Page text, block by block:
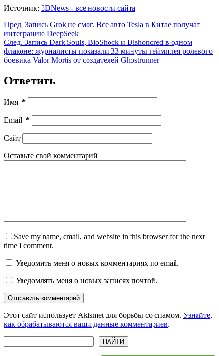
Источник: 3DNews - все новости сайта
Пред. Запись Grok не смог. Все авто Tesla в Китае получат
интеграцию DeepSeek
След. Запись Dark Souls, BioShock и Dishonored в одном
флаконе: журналисты показали 33 минуты геймплея ролевого
боевика Valor Mortis от создателей Ghostrunner
Ответить
Имя *
Email *
Сайт
Оставьте свой комментарий
Save my name, email, and website in this browser for the next
time I comment.
Уведомить меня о новых комментариях по email.
Уведомлять меня о новых записях почтой.
Отправить комментарий
Этот сайт использует Akismet для борьбы со спамом. Узнайте,
как обрабатываются ваши данные комментариев.
НАЙТИ